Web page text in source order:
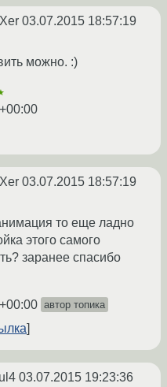
03.07.2015 18:57:19
можно. :)
03.07.2015 18:57:19
то еще ладно
этого самого
заранее спасибо
автор топика
03.07.2015 19:23:36